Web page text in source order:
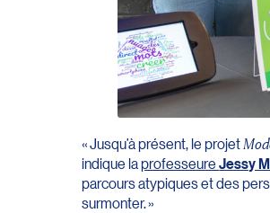
« Jusqu’à présent, le projet
indique laprofesseureJessy
parcours atypiques et des
surmonter. »